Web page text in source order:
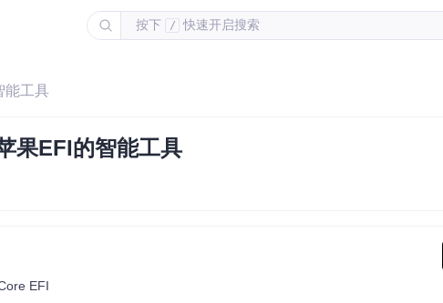
按下 / 快速开启搜索
能工具
果EFI的智能工具
EFI